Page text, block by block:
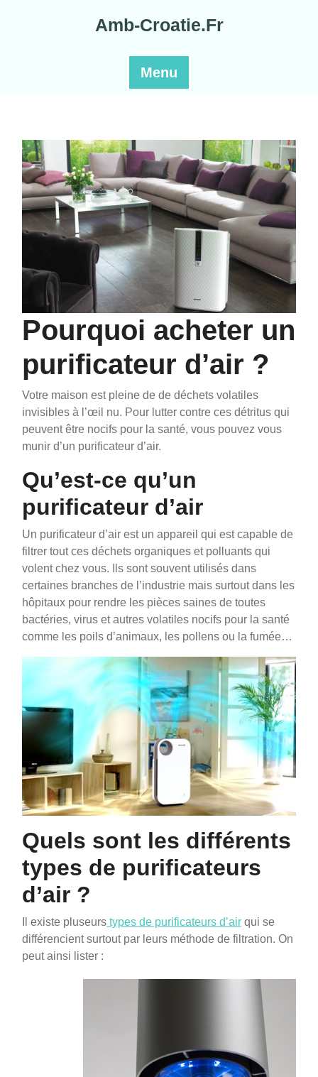
Amb-Croatie.Fr
Menu
Pourquoi acheter un
purificateur d’air ?
Votre maison est pleine de de déchets volatiles
invisibles à l’œil nu. Pour lutter contre ces détritus qui
peuvent être nocifs pour la santé, vous pouvez vous
munir d’un purificateur d’air.
Qu’est-ce qu’un
purificateur d’air
Un purificateur d’air est un appareil qui est capable de
filtrer tout ces déchets organiques et polluants qui
volent chez vous. Ils sont souvent utilisés dans
certaines branches de l’industrie mais surtout dans les
hôpitaux pour rendre les pièces saines de toutes
bactéries, virus et autres volatiles nocifs pour la santé
comme les poils d’animaux, les pollens ou la fumée…
Quels sont les différents
types de purificateurs
d’air ?
Il existe pluseurs types de purificateurs d’air qui se
différencient surtout par leurs méthode de filtration. On
peut ainsi lister :